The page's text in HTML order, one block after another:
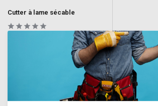
Cutter à lame sécable
Cutter à lame robuste pour couper
les moquettes épaisses ou